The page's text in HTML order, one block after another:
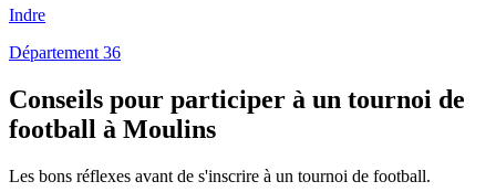
Indre
Département 36
Conseils pour participer à un tournoi de
football à Moulins
Les bons réflexes avant de s'inscrire à un tournoi de football.